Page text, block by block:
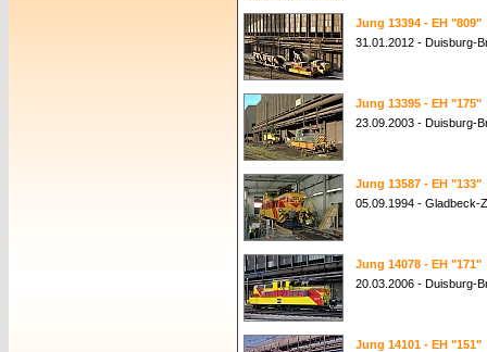
Jung 13394 - EH "809"
31.01.2012 - Duisburg-
Jung 13395 - EH "175"
23.09.2003 - Duisburg-
Jung 13587 - EH "133"
05.09.1994 - Gladbeck-
Jung 14078 - EH "171"
20.03.2006 - Duisburg-
Jung 14101 - EH "151"